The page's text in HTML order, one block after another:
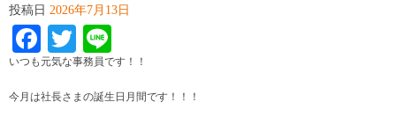
投稿日 2026年7月13日
Facebook
Twitter
いつも元気な事務員です！！
今月は社長さまの誕生日月間です！！！